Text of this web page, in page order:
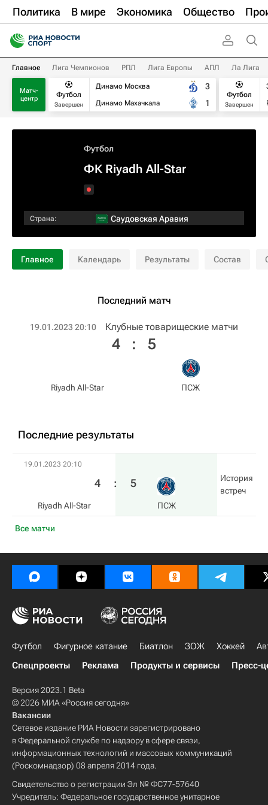
Политика В мире Экономика Общество
Главное Лига Чемпионов РПЛ Лига Европы АПЛ Ла Лига
Матч-
центр
Футбол
Завершен
Динамо Москва
Динамо Махачкала
3
1
Футбол
Завершен
Футбол
ФК Riyadh All-Star
Страна: Саудовская Аравия
Главное Календарь Результаты Состав
Последний матч
19.01.2023 20:10 Клубные товарищеские матчи
Riyadh All-Star
4 : 5
ПСЖ
Последние результаты
Все матчи
19.01.2023 20:10
Riyadh All-Star
4 : 5
ПСЖ
История
встреч
Футбол Фигурное катание Биатлон ЗОЖ Хоккей
Спецпроекты
Реклама Продукты и сервисы Пресс-
Версия 2023.1 Beta
© 2026 МИА «Россия сегодня»
Вакансии
Сетевое издание РИА Новости зарегистрировано
в Федеральной службе по надзору в сфере связи,
информационных технологий и массовых коммуникаций
(Роскомнадзор) 08 апреля 2014 года.
Свидетельство о регистрации Эл № ФС77-57640
Учредитель: Федеральное государственное унитарное